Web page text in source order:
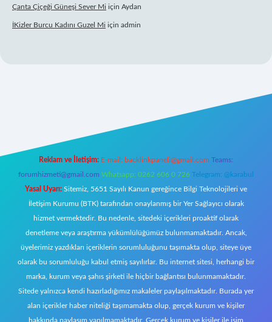
Çanta Çiçeği Güneşi Sever Mi için Aydan
İKizler Burcu Kadını Guzel Mi için admin
Reklam ve İletişim: E-mail: backlinkpaneli@gmail.com Teams:
forumhizmeti@gmail.com Whatsapp: 0262 606 0 726 Telegram: @karabul
Yasal Uyarı: Sitemiz, 5651 Sayılı Kanun gereğince Bilgi Teknolojileri ve
İletişim Kurumu (BTK) tarafından onaylanmış bir Yer Sağlayıcı olarak
hizmet vermektedir. Bu nedenle, sitedeki içerikleri proaktif olarak
denetleme veya araştırma yükümlülüğümüz bulunmamaktadır. Ancak,
üyelerimiz yazdıkları içeriklerin sorumluluğunu taşımakta olup, siteye üye
olarak bu sorumluluğu kabul etmiş sayılırlar. Bu internet sitesi, herhangi bir
marka, kurum veya şahıs şirketi ile hiçbir bağlantısı bulunmamaktadır.
Sitede yalnızca kendi hazırladığımız makaleler paylaşılmaktadır. Burada yer
alan içerikler haber niteliği taşımamakta olup, gerçek kurum ve kişiler
hakkında paylaşım yapılmamaktadır. Gerçek kurum ve kişiler ile isim